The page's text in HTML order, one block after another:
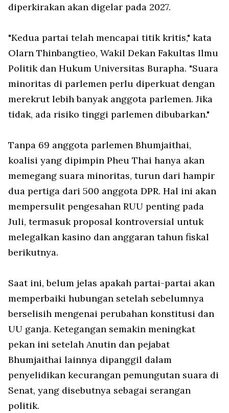
diperkirakan akan digelar pada 2027.
"Kedua partai telah mencapai titik kritis," kata
Olarn Thinbangtieo, Wakil Dekan Fakultas Ilmu
Politik dan Hukum Universitas Burapha. "Suara
minoritas di parlemen perlu diperkuat dengan
merekrut lebih banyak anggota parlemen. Jika
tidak, ada risiko tinggi parlemen dibubarkan."
Tanpa 69 anggota parlemen Bhumjaithai,
koalisi yang dipimpin Pheu Thai hanya akan
memegang suara minoritas, turun dari hampir
dua pertiga dari 500 anggota DPR. Hal ini akan
mempersulit pengesahan RUU penting pada
Juli, termasuk proposal kontroversial untuk
melegalkan kasino dan anggaran tahun fiskal
berikutnya.
Saat ini, belum jelas apakah partai-partai akan
memperbaiki hubungan setelah sebelumnya
berselisih mengenai perubahan konstitusi dan
UU ganja. Ketegangan semakin meningkat
pekan ini setelah Anutin dan pejabat
Bhumjaithai lainnya dipanggil dalam
penyelidikan kecurangan pemungutan suara di
Senat, yang disebutnya sebagai serangan
politik.